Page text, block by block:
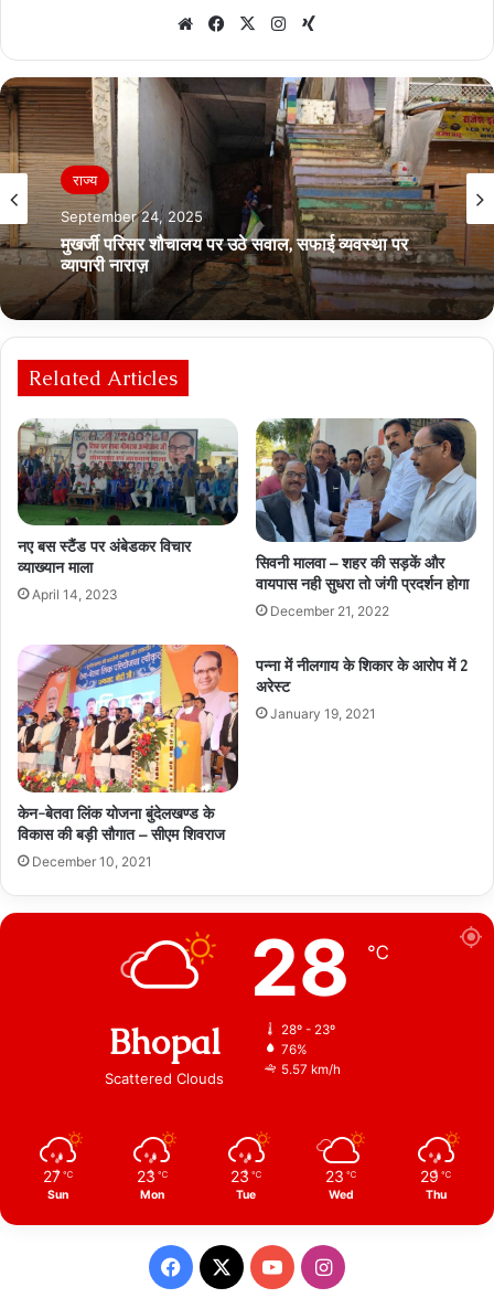
WebsiteFacebook
X Instagram
राज्य
September 24, 2025
मुखर्जी परिसर शौचालय पर उठे सवाल, सफाई व्यवस्था पर
व्यापारी नाराज़
Related Articles
नए बस स्टैंड पर अंबेडकर विचार
व्याख्यान माला
April 14, 2023
सिवनी मालवा – शहर की सड़कें और
वायपास नही सुधरा तो जंगी प्रदर्शन होगा
December 21, 2022
केन-बेतवा लिंक योजना बुंदेलखण्ड के
विकास की बड़ी सौगात – सीएम शिवराज
December 10, 2021
पन्ना में नीलगाय के शिकार के आरोप में 2
अरेस्ट
January 19, 2021
Bhopal
Scattered Clouds
28 ℃
28º - 23º
76%
5.57 km/h
27 ℃
Sun
23 ℃
Mon
23 ℃
Tue
23 ℃
Wed
29 ℃
Thu
Facebook
X YouTubeInstagram